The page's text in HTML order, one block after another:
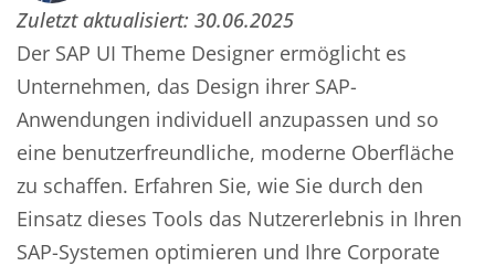
Zuletzt aktualisiert: 30.06.2025
Der SAP UI Theme Designer ermöglicht es
Unternehmen, das Design ihrer SAP-
Anwendungen individuell anzupassen und so
eine benutzerfreundliche, moderne Oberfläche
zu schaffen. Erfahren Sie, wie Sie durch den
Einsatz dieses Tools das Nutzererlebnis in Ihren
SAP-Systemen optimieren und Ihre Corporate